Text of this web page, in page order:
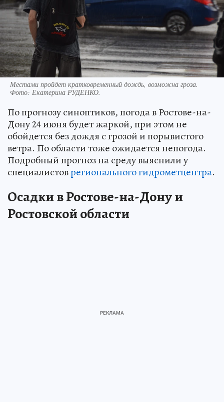
Местами пройдет кратковременный дождь, возможна гроза.
Фото: Екатерина РУДЕНКО.
По прогнозу синоптиков, погода в Ростове-на-
Дону 24 июня будет жаркой, при этом не
обойдется без дождя с грозой и порывистого
ветра. По области тоже ожидается непогода.
Подробный прогноз на среду выяснили у
специалистоврегионального гидрометцентра.
Осадки в Ростове-на-Дону и
Ростовской области